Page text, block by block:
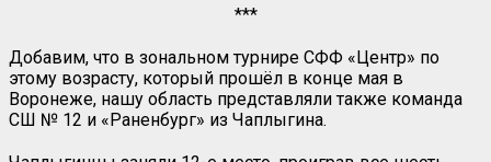
***
Добавим, что в зональном турнире СФФ «Центр» по
этому возрасту, который прошёл в конце мая в
Воронеже, нашу область представляли также команда
СШ № 12 и «Раненбург» из Чаплыгина.